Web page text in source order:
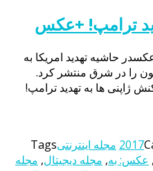
ترامپ! +عکس
حاشیه تهدید امریکا به
را در شرق منتشر کرد.
ژاپنی ها به تهدید ترامپ!
مجله اینترنتیTags
, عکس: به, مجله دیجیتال, مجله